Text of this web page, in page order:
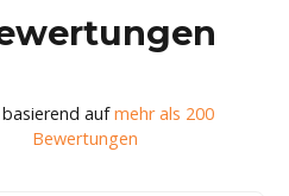
aufmehr als 200
Bewertungen